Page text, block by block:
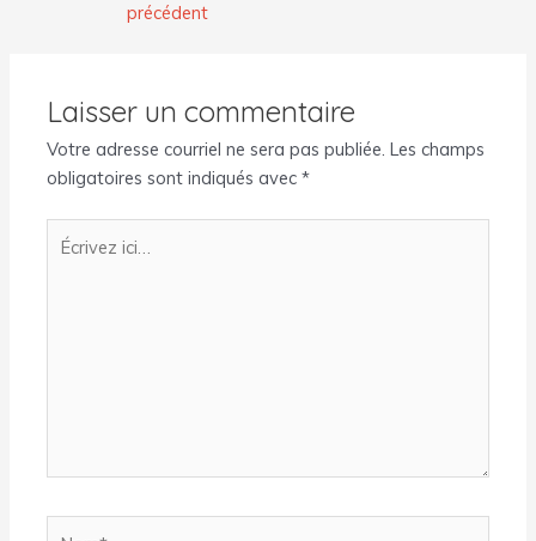
précédent
Laisser un commentaire
Votre adresse courriel ne sera pas publiée. Les champs
obligatoires sont indiqués avec*
Écrivez
ici…